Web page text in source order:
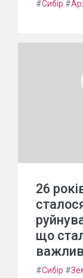
#Сибір #
26
що
#Сибір #